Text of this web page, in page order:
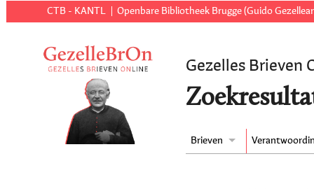
CTB - KANTL Openbare Bibliotheek Brugge (Guido
Gezelles Brieven
Brieven